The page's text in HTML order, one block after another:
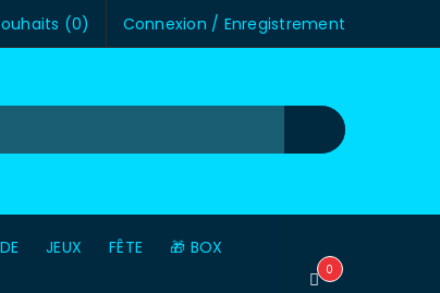
Connexion / Enregistrement
(0)
JEUX FÊTE 🎁 BOX
0